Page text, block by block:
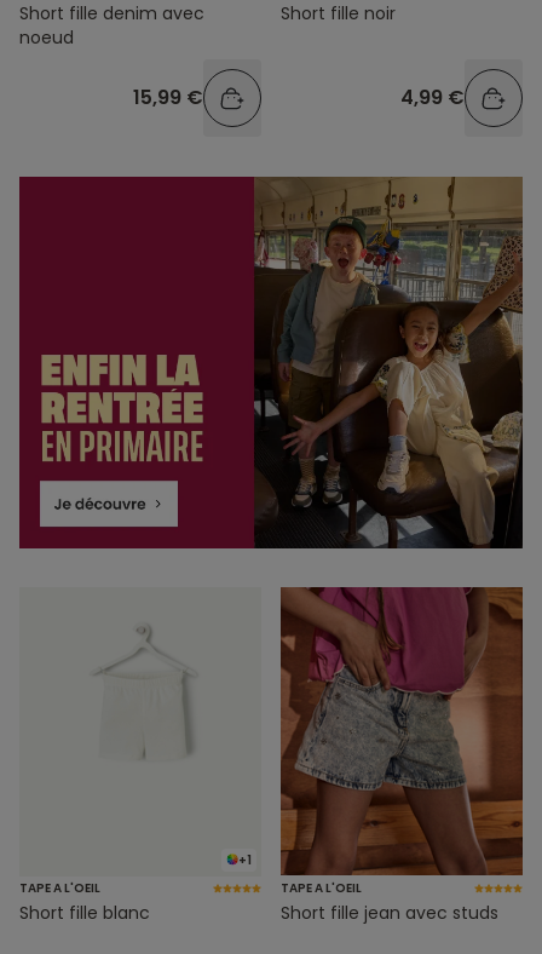
Short fille denim avec
noeud
15,99 €
Short fille noir
4,99 €
+1
TAPE A L'OEIL
Short fille blanc
TAPE A L'OEIL
Short fille jean avec studs